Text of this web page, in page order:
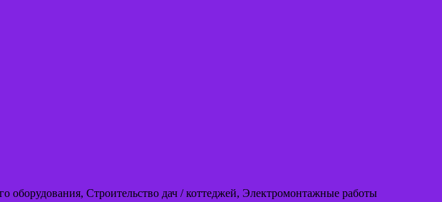
оборудования, Строительство дач / коттеджей, Электромонтажные работы